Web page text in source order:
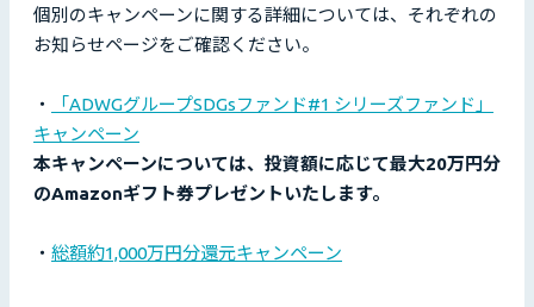
個別のキャンペーンに関する詳細については、それぞれの
お知らせページをご確認ください。
・
「ADWGグループSDGsファンド#1 シリーズファンド」
キャンペーン
本キャンペーンについては、投資額に応じて最大20万円分
のAmazonギフト券プレゼントいたします。
・ 総額約1,000万円分還元キャンペーン